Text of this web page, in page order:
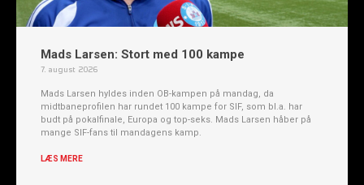
Mads Larsen: Stort med 100 kampe
7. august 2026
Mads Larsen hyldes inden OB-kampen på mandag, da
midtbaneprofilen har rundet 100 kampe for SIF, som bl.a. har
budt på pokalfinale, Europa og top-seks. Mads Larsen håber på
mange SIF-fans til mandagens kamp.
LÆS MERE